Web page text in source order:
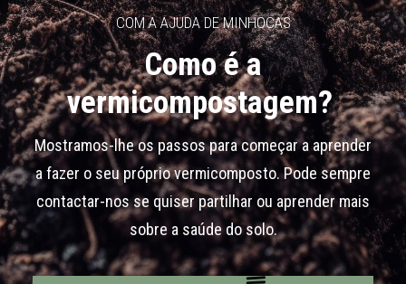
COM A AJUDA DE MINHOCAS
Como é a
vermicompostagem?
Mostramos-lheos passosparacomeçara aprender
a fazer o seu própriovermicomposto. Pode sempre
contactar-nosse quiser partilhar ou aprendermais
sobre a saúde do solo.